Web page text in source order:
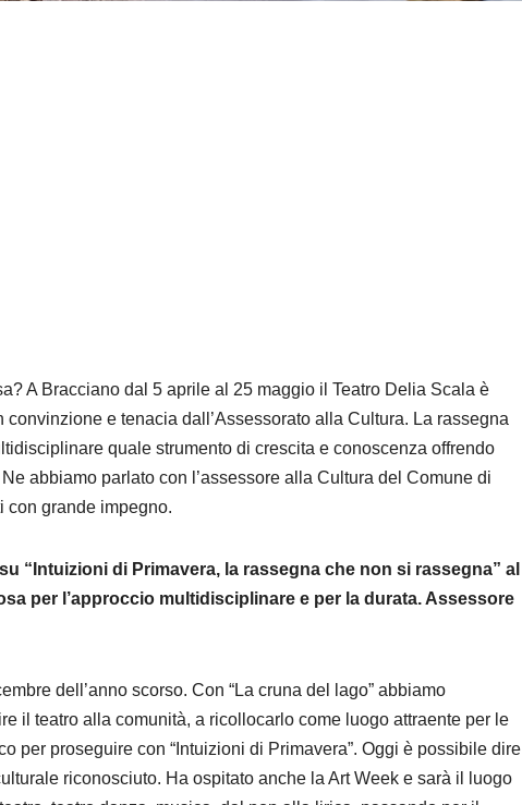
A Bracciano dal 5 aprile al 25 maggio il Teatro Delia Scala è
e tenacia dall’Assessorato alla Cultura. La rassegna
quale strumento di crescita e conoscenza offrendo
abbiamo parlato con l’assessore alla Cultura del Comune di
con grande impegno.
“Intuizioni di Primavera, la rassegna che non si rassegna” al
per l’approccio multidisciplinare e per la durata. Assessore
dell’anno scorso. Con “La cruna del lago” abbiamo
il teatro alla comunità, a ricollocarlo come luogo attraente per le
per proseguire con “Intuizioni di Primavera”. Oggi è possibile dire
riconosciuto. Ha ospitato anche la Art Week e sarà il luogo